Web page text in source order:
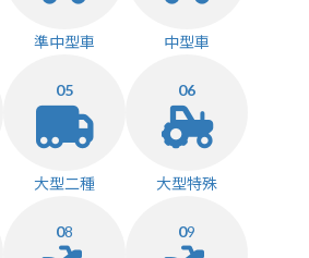
準中型車 中型車
05
大型二種
06
大型特殊
08 09